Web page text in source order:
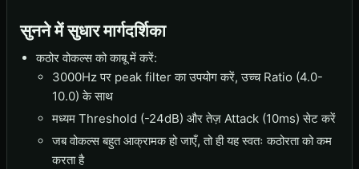
सुनने में सुधार मार्गदर्शिका
कठोर वोकल्स को काबू में करें:
3000Hz पर peak filter का उपयोग करें, उच्च Ratio (4.0-
10.0) के साथ
मध्यम Threshold (-24dB) और तेज़ Attack (10ms) सेट करें
जब वोकल्स बहुत आक्रामक हो जाएँ, तो ही यह स्वतः कठोरता को कम
करता है